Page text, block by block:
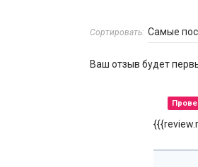
Сортировать:
Ваш отзыв будет